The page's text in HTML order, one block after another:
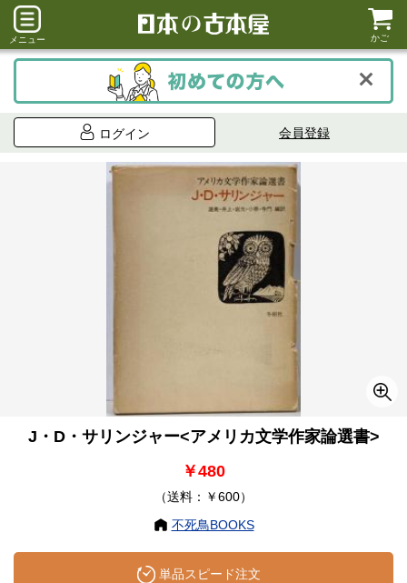
メニュー かご
ログイン 会員登録
J・D・サリンジャー<アメリカ文学作家論選書>
￥480
（送料：￥600）
不死鳥BOOKS
単品スピード注文